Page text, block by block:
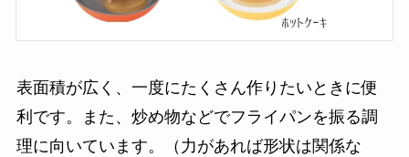
表面積が広く、一度にたくさん作りたいときに便
利です。また、炒め物などでフライパンを振る調
理に向いています。（力があれば形状は関係な